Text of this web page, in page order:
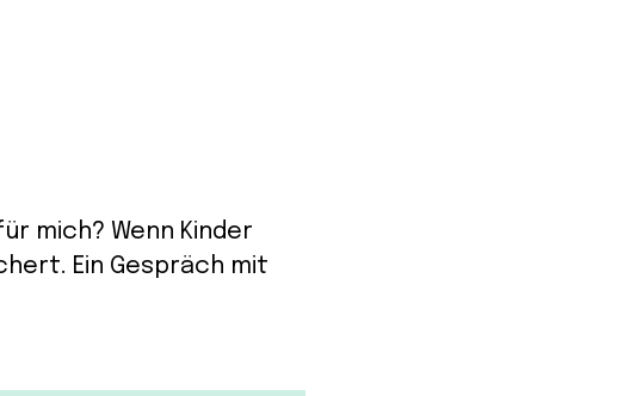
mich? Wenn Kinder
Ein Gespräch mit